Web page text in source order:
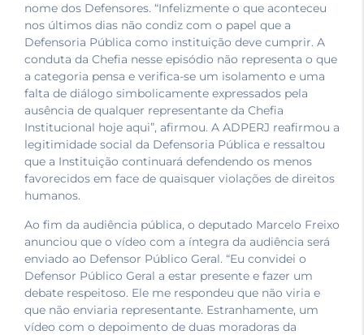
nome dos Defensores. “Infelizmente o que aconteceu
nos últimos dias não condiz com o papel que a
Defensoria Pública como instituição deve cumprir. A
conduta da Chefia nesse episódio não representa o que
a categoria pensa e verifica-se um isolamento e uma
falta de diálogo simbolicamente expressados pela
ausência de qualquer representante da Chefia
Institucional hoje aqui”, afirmou. A ADPERJ reafirmou a
legitimidade social da Defensoria Pública e ressaltou
que a Instituição continuará defendendo os menos
favorecidos em face de quaisquer violações de direitos
humanos.
Ao fim da audiência pública, o deputado Marcelo Freixo
anunciou que o vídeo com a íntegra da audiência será
enviado ao Defensor Público Geral. “Eu convidei o
Defensor Público Geral a estar presente e fazer um
debate respeitoso. Ele me respondeu que não viria e
que não enviaria representante. Estranhamente, um
vídeo com o depoimento de duas moradoras da